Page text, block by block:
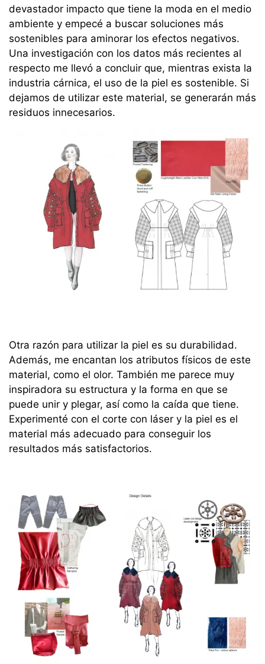
devastador impacto que tiene la moda en el medio
ambiente y empecé a buscar soluciones más
sostenibles para aminorar los efectos negativos.
Una investigación con los datos más recientes al
respecto me llevó a concluir que, mientras exista la
industria cárnica, el uso de la piel es sostenible. Si
dejamos de utilizar este material, se generarán más
residuos innecesarios.
Otra razón para utilizar la piel es su durabilidad.
Además, me encantan los atributos físicos de este
material, como el olor. También me parece muy
inspiradora su estructura y la forma en que se
puede unir y plegar, así como la caída que tiene.
Experimenté con el corte con láser y la piel es el
material más adecuado para conseguir los
resultados más satisfactorios.